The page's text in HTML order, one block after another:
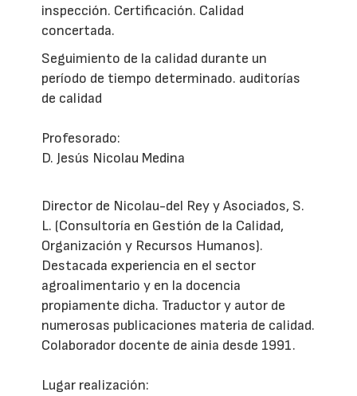
inspección. Certificación. Calidad
concertada.
Seguimiento de la calidad durante un
período de tiempo determinado. auditorías
de calidad
Profesorado:
D. Jesús Nicolau Medina
Director de Nicolau-del Rey y Asociados, S.
L. (Consultoría en Gestión de la Calidad,
Organización y Recursos Humanos).
Destacada experiencia en el sector
agroalimentario y en la docencia
propiamente dicha. Traductor y autor de
numerosas publicaciones materia de calidad.
Colaborador docente de ainia desde 1991.
Lugar realización: